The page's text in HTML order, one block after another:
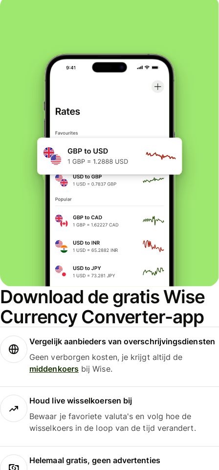
Download de gratis Wise
Currency Converter-app
Vergelijk aanbieders van overschrijvingsdiensten
Geen verborgen kosten, je krijgt altijd de
middenkoersbij Wise.
Houd live wisselkoersen bij
Bewaar je favoriete valuta's en volg hoe de
wisselkoers in de loop van de tijd verandert.
Helemaal gratis, geen advertenties